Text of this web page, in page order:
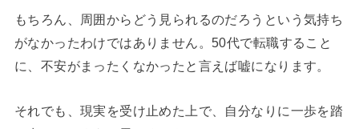
もちろん、周囲からどう見られるのだろうという気持ち
がなかったわけではありません。50代で転職すること
に、不安がまったくなかったと言えば嘘になります。
それでも、現実を受け止めた上で、自分なりに一歩を踏